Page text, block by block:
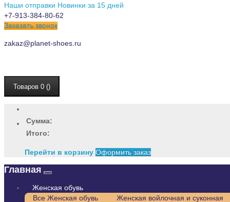
Наши отправки Новинки за 15 дней
+7-913-384-80-62
Заказать звонок
zakaz@planet-shoes.ru
Товаров 0 ()
Сумма:
Итого:
Перейти в корзину Оформить заказ
Главная
Женская обувь
Все Женская обувь
Женская войлочная и суконная